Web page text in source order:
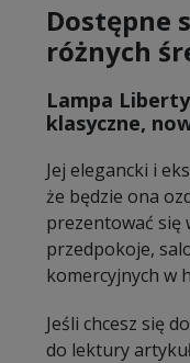
Dostępne
różnych
Lampa
klasyczne,
Jej elegancki i
że będzie ona
prezentować się
przedpokoje,
komercyjnych w
Jeśli chcesz się
do lektury